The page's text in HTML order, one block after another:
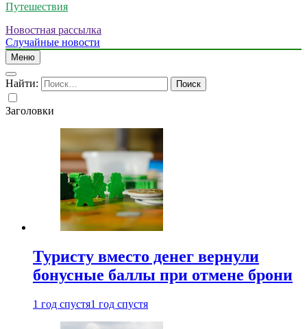
Путешествия
Новостная рассылка
Случайные новости
Меню
Найти:
Заголовки
Туристу вместо денег вернули
бонусные баллы при отмене брони
1 год спустя1 год спустя